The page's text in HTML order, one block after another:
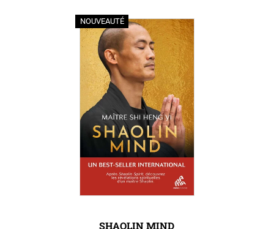
NOUVEAUTÉ
SHAOLIN MIND